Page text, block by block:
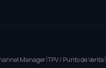
Manager|TPV / Punto de Venta|